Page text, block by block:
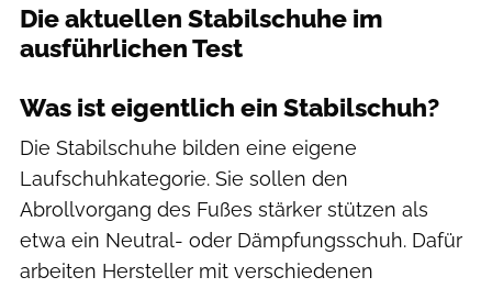
Die aktuellen Stabilschuhe im
ausführlichen Test
Was ist eigentlich ein Stabilschuh?
Die Stabilschuhe bilden eine eigene
Laufschuhkategorie. Sie sollen den
Abrollvorgang des Fußes stärker stützen als
etwa ein Neutral- oder Dämpfungsschuh. Dafür
arbeiten Hersteller mit verschiedenen